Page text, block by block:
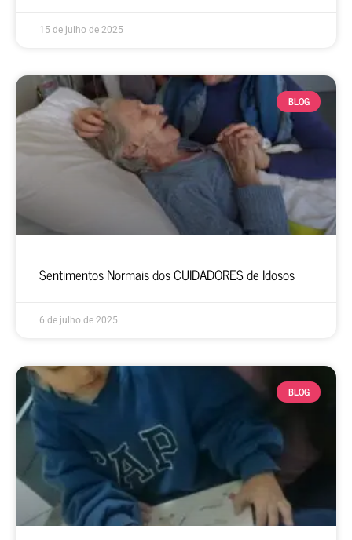
15 de julho de 2025
BLOG
Sentimentos Normais dos CUIDADORES de Idosos
6 de julho de 2025
BLOG